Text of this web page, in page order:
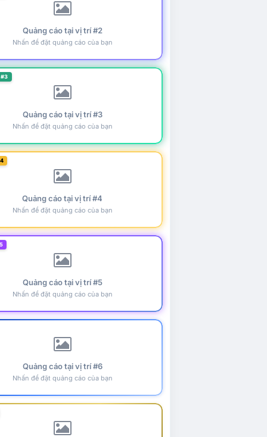
Quảng cáo tại vị trí #2
Nhấn để đặt quảng cáo của bạn
Quảng cáo tại vị trí #3
Nhấn để đặt quảng cáo của bạn
Quảng cáo tại vị trí #4
Nhấn để đặt quảng cáo của bạn
Quảng cáo tại vị trí #5
Nhấn để đặt quảng cáo của bạn
Quảng cáo tại vị trí #6
Nhấn để đặt quảng cáo của bạn